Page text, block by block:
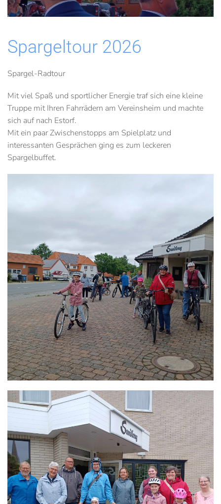
Spargeltour 2026
Spargel-Radtour
Mit viel Spaß und sportlicher Energie traf sich eine kleine
Truppe mit Ihren Fahrrädern am Vereinsheim und machte
sich auf nach Estorf.
Mit ein paar Zwischenstopps am Spielplatz und
interessanten Gesprächen ging es zum leckeren
Spargelbuffet.